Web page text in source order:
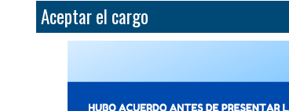
Aceptar el cargo